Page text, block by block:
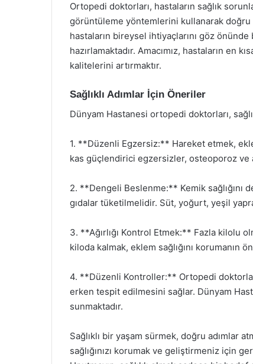
Ortopedi doktorları, hastaların sağlık
görüntüleme yöntemlerini kullanarak doğru
hastaların bireysel ihtiyaçlarını göz
hazırlamaktadır. Amacımız, hastaların en
kalitelerini artırmaktır.
Sağlıklı Adımlar İçin Öneriler
Dünyam Hastanesi ortopedi doktorları,
1. **Düzenli Egzersiz:** Hareket etmek,
kas güçlendirici egzersizler, osteoporoz ve
2. **Dengeli Beslenme:** Kemik sağlığını
gıdalar tüketilmelidir. Süt, yoğurt, yeşil
3. **Ağırlığı Kontrol Etmek:** Fazla kilolu
kiloda kalmak, eklem sağlığını korumanın
4. **Düzenli Kontroller:** Ortopedi
erken tespit edilmesini sağlar. Dünyam
sunmaktadır.
Sağlıklı bir yaşam sürmek, doğru adımlar
sağlığınızı korumak ve geliştirmeniz için